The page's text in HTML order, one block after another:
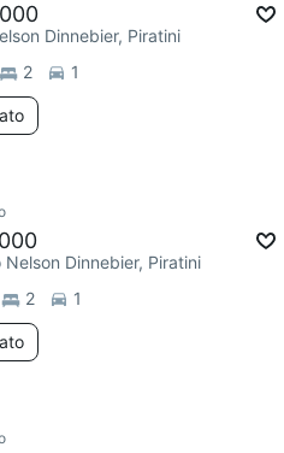
Dinnebier, Piratini
2 1
mês
Nelson Dinnebier, Piratini
2 1
mês